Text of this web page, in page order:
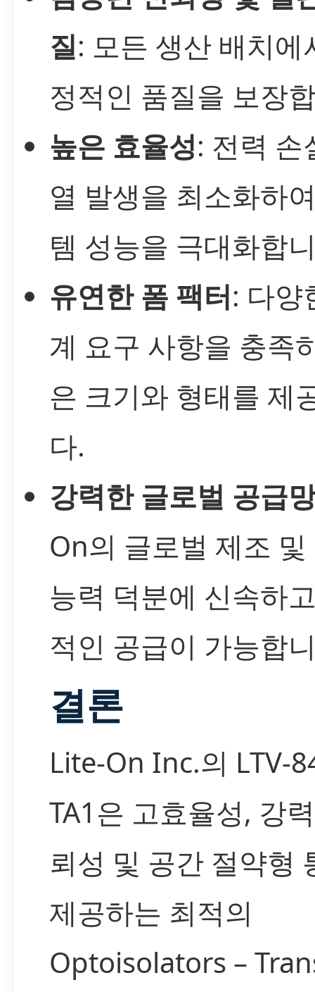
질: 모든 생산 배치에
정적인 품질을 보장
높은 효율성: 전력 손
열 발생을 최소화하
템 성능을 극대화합
유연한 폼 팩터: 다양
계 요구 사항을 충족
은 크기와 형태를 제
다.
강력한 글로벌 공급
On의 글로벌 제조 및
능력 덕분에 신속하
적인 공급이 가능합
결론
Lite-On Inc.의 LTV-
TA1은 고효율성, 강
뢰성 및 공간 절약형
제공하는 최적의
Optoisolators –